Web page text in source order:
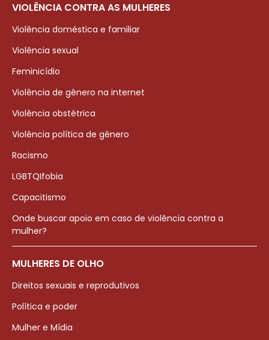
VIOLÊNCIA CONTRA AS MULHERES
Violência doméstica e familiar
Violência sexual
Feminicídio
Violência de gênero na internet
Violência obstétrica
Violência política de gênero
Racismo
LGBTQIfobia
Capacitismo
Onde buscar apoio em caso de violência contra a
mulher?
MULHERES DE OLHO
Direitos sexuais e reprodutivos
Política e poder
Mulher e Mídia